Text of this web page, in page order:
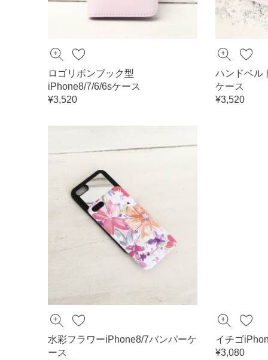
ロゴリボンブック型
iPhone8/7/6/6sケース
¥3,520
ハンドベル
ケース
¥3,520
水彩フラワーiPhone8/7バンパーケ
ース
イチゴ
¥3,080